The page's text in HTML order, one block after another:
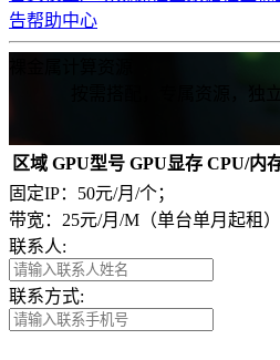
告帮助中心
按需搭配，专属资源，独
区域 GPU型号 GPU显存 CPU/内
固定IP：50元/月/个；
带宽：25元/月/M（单台单月起租）
联系人:
联系方式: